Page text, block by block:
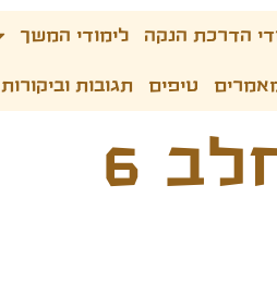
הדרכת הנקה לימודי המשך
טיפים תגובות וביקורות
6